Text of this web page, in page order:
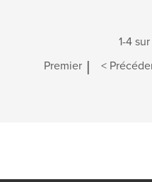
1-4
Premier | <